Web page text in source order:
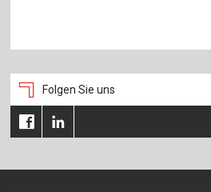
Folgen Sie uns